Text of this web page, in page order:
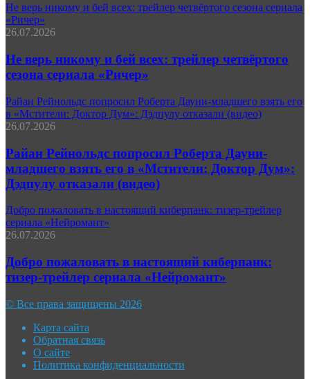
Не верь никому и бей всех: трейлер четвёртого сезона сериала
«Ричер»
26.07.2026
Не верь никому и бей всех: трейлер четвёртого
сезона сериала «Ричер»
Райан Рейнольдс попросил Роберта Дауни-младшего взять его
в «Мстители: Доктор Дум»: Дэдпулу отказали (видео)
26.07.2026
Райан Рейнольдс попросил Роберта Дауни-
младшего взять его в «Мстители: Доктор Дум»:
Дэдпулу отказали (видео)
Добро пожаловать в настоящий киберпанк: тизер-трейлер
сериала «Нейромант»
26.07.2026
Добро пожаловать в настоящий киберпанк:
тизер-трейлер сериала «Нейромант»
© Все права защищены 2026
Карта сайта
Обратная связь
О сайте
Политика конфиденциальности